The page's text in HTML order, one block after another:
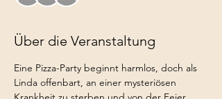
Über die Veranstaltung
Eine Pizza-Party beginnt harmlos, doch als
Linda offenbart, an einer mysteriösen